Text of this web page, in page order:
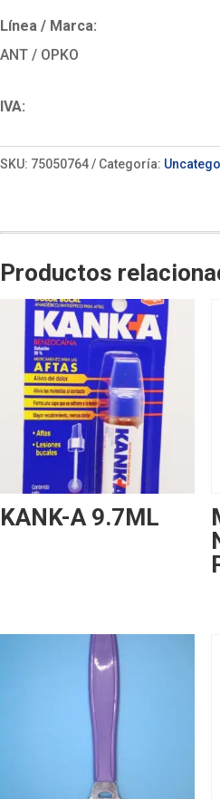
Línea / Marca:
ANT / OPKO
IVA:
SKU: 75050764 Categoría:
Productos
KANK-A 9.7ML